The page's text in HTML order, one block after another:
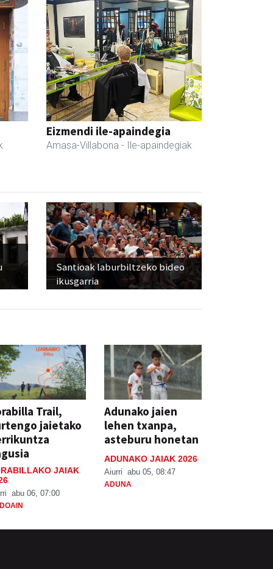
Eizmendi ile-apaindegia
Amasa-Villabona - Ile-apaindegiak
Santioak laburbiltzeko bideo
ikusgarria
Trail,
jaietako
JAIAK
abu 06, 07:00
Adunako jaien
lehen txanpa,
asteburu honetan
ADUNAKO JAIAK 2026
Aiurri abu 05, 08:47
ADUNA